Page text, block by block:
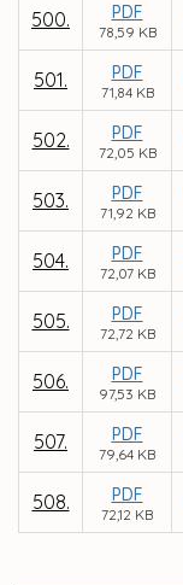
500. PDF
78,59 KB
501. PDF
71,84 KB
502. PDF
72,05 KB
503. PDF
71,92 KB
504. PDF
72,07 KB
505. PDF
72,72 KB
506. PDF
97,53 KB
507. PDF
79,64 KB
508. PDF
72,12 KB